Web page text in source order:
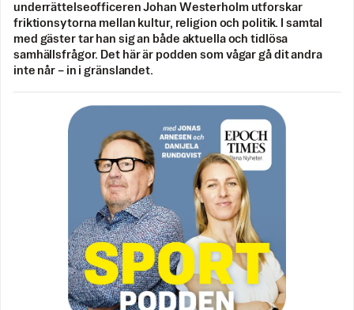
underrättelseofficeren Johan Westerholm utforskar
friktionsytorna mellan kultur, religion och politik. I samtal
med gäster tar han sig an både aktuella och tidlösa
samhällsfrågor. Det här är podden som vågar gå dit andra
inte når – in i gränslandet.